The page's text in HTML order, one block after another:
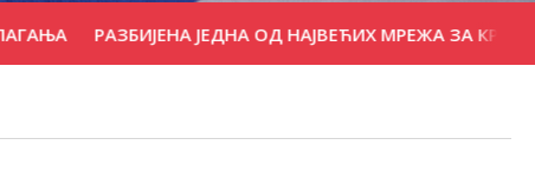
РАЗБИЈЕНА ЈЕДНА ОД НАЈВЕЋИХ МРЕЖА ЗА